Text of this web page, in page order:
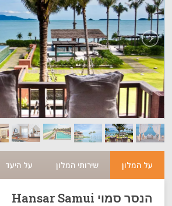
על המלון שירותי המלון על היעד
הנסר סמוי Hansar Samui